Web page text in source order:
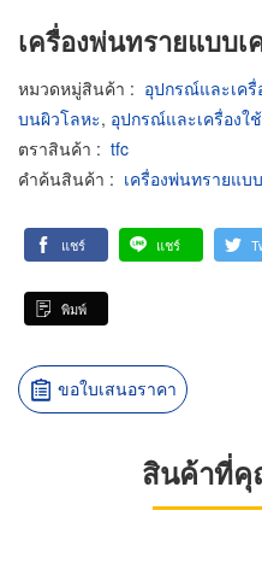
เครื่องพ่นทรายแบบ
หมวดหมู่สินค้า : อุปกรณ์และเครื่
บนผิวโลหะ, อุปกรณ์และเครื่องใ
ตราสินค้า : tfc
คำค้นสินค้า : เครื่องพ่นทรายแบ
แชร์ แชร์
พิมพ์
ขอใบเสนอราคา
สินค้าที่คุ